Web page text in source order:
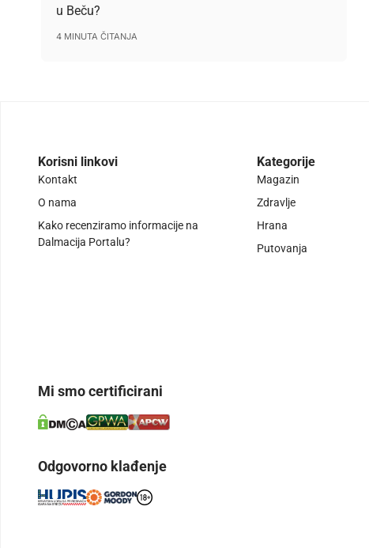
u Beču?
4 MINUTA ČITANJA
Korisni linkovi
Kontakt
O nama
Kako recenziramo informacije na
Dalmacija Portalu?
Kategorije
Magazin
Zdravlje
Hrana
Putovanja
Mi smo certificirani
Odgovorno klađenje